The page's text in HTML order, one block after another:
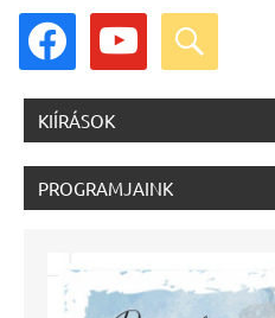
facebook youtube search
KIÍRÁSOK
PROGRAMJAINK